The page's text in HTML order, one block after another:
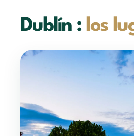
Dublín : los